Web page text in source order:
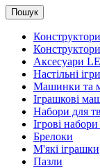
Пошук
Конструктори
Аксесуари
Настільні ігри
Машинки та
Іграшкові
Набори для
Ігрові
Брелоки
М'які іграшки
Пазли